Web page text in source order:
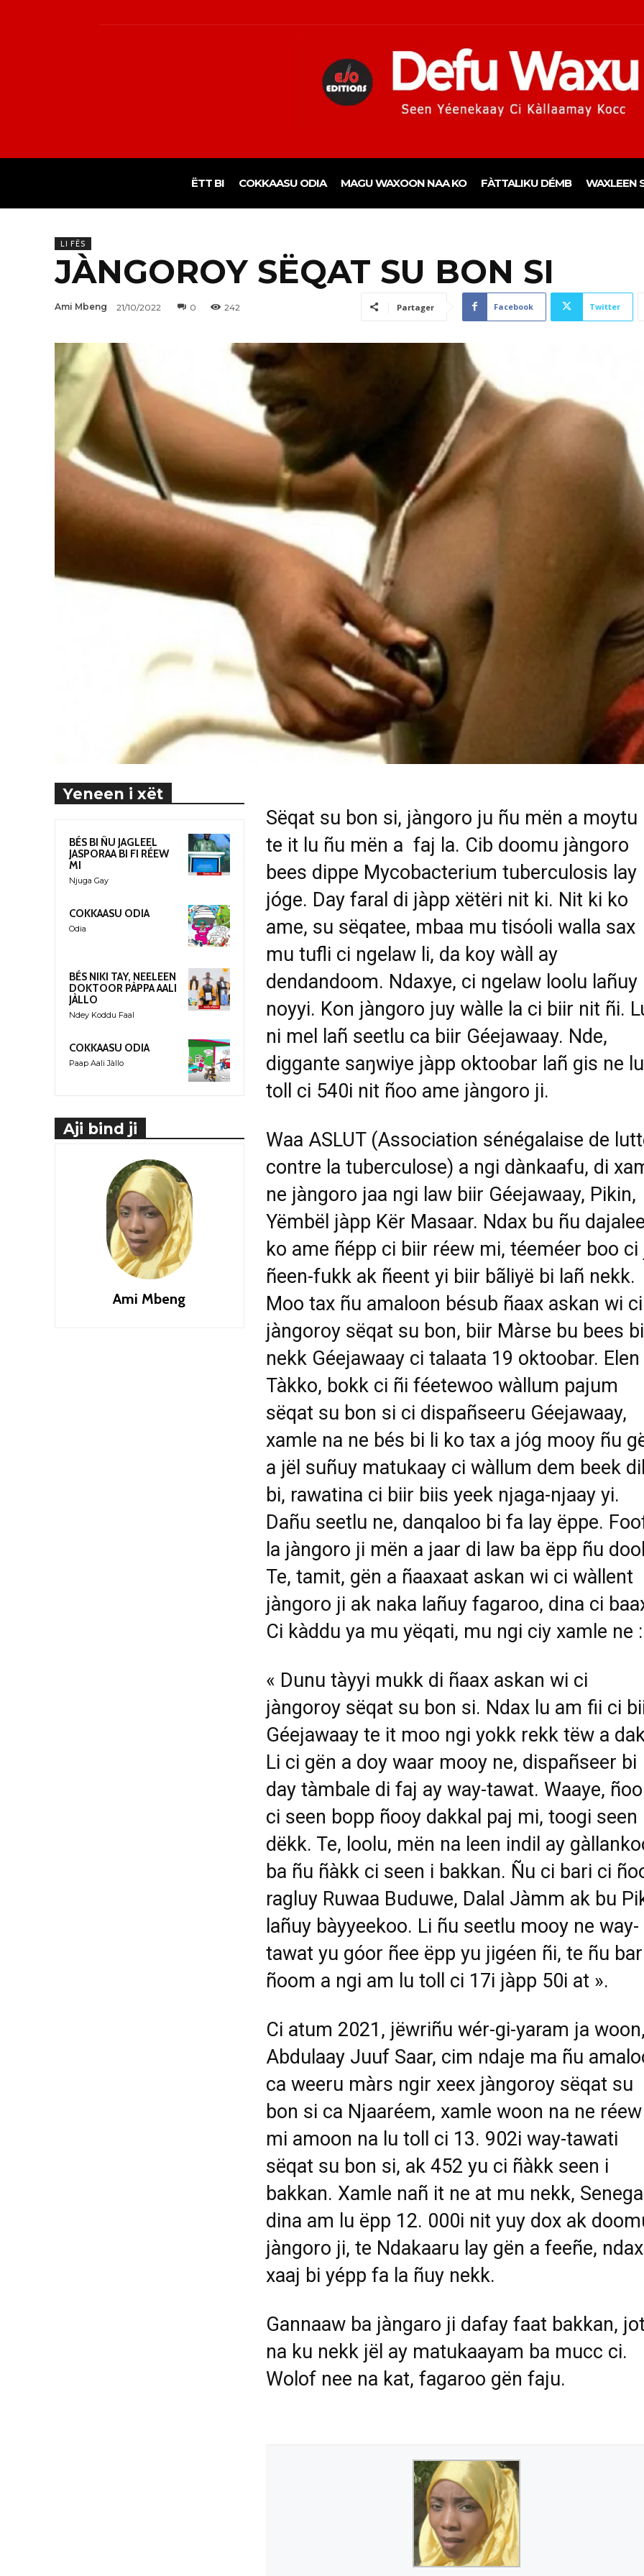
ËTT BI COKKAASU ODIA MAGU WAXOON NAA KO FÀTTALIKU DÉMB WAXLEEN
LI FËS
JÀNGOROY SËQAT SU BON SI
Ami Mbeng 21/10/2022 0 242 Partager Facebook Twitter
Yeneen i xët
BÉS BI ÑU JAGLEEL
JASPORAA BI FI RÉEW
MI
Njuga Gay
COKKAASU ODIA
Odia
BÉS NIKI TAY, NEELEEN
DOKTOOR PÀPPA AALI
JÀLLO
Ndey Koddu Faal
COKKAASU ODIA
Paap Aali Jàllo
Aji bind ji
Ami Mbeng
Sëqat su bon si, jàngoro ju ñu mën a moytu
te it lu ñu mën a faj la. Cib doomu jàngoro
bees dippe Mycobacterium tuberculosis lay
jóge. Day faral di jàpp xëtëri nit ki. Nit ki ko
ame, su sëqatee, mbaa mu tisóoli walla sax
mu tufli ci ngelaw li, da koy wàll ay
dendandoom. Ndaxye, ci ngelaw loolu lañuy
noyyi. Kon jàngoro juy wàlle la ci biir nit ñi.
ni mel lañ seetlu ca biir Géejawaay. Nde,
diggante saŋwiye jàpp oktoobar lañ gis ne lu
toll ci 540i nit ñoo ame jàngoro ji.
Waa ASLUT (Association sénégalaise de
contre la tuberculose) a ngi dànkaafu, di
ne jàngoro jaa ngi law biir Géejawaay, Pikin,
Yëmbël jàpp Kër Masaar. Ndax bu ñu
ko ame ñépp ci biir réew mi, téeméer boo ci
ñeen-fukk ak ñeent yi biir bãliyë bi lañ nekk.
Moo tax ñu amaloon bésub ñaax askan wi ci
jàngoroy sëqat su bon, biir Màrse bu bees bi
nekk Géejawaay ci talaata 19 oktoobar. Elen
Tàkko, bokk ci ñi féetewoo wàllum pajum
sëqat su bon si ci dispañseeru Géejawaay,
xamle na ne bés bi li ko tax a jóg mooy ñu
a jël suñuy matukaay ci wàllum dem beek
bi, rawatina ci biir biis yeek njaga-njaay yi.
Dañu seetlu ne, danqaloo bi fa lay ëppe.
la jàngoro ji mën a jaar di law ba ëpp ñu
Te, tamit, gën a ñaaxaat askan wi ci wàllent
jàngoro ji ak naka lañuy fagaroo, dina ci
Ci kàddu ya mu yëqati, mu ngi ciy xamle
« Dunu tàyyi mukk di ñaax askan wi ci
jàngoroy sëqat su bon si. Ndax lu am fii ci
Géejawaay te it moo ngi yokk rekk tëw a
Li ci gën a doy waar mooy ne, dispañseer bi
day tàmbale di faj ay way-tawat. Waaye,
ci seen bopp ñooy dakkal paj mi, toogi seen
dëkk. Te, loolu, mën na leen indil ay
ba ñu ñàkk ci seen i bakkan. Ñu ci bari ci
ragluy Ruwaa Buduwe, Dalal Jàmm ak bu
lañuy bàyyeekoo. Li ñu seetlu mooy ne way-
tawat yu góor ñee ëpp yu jigéen ñi, te ñu
ñoom a ngi am lu toll ci 17i jàpp 50i at ».
Ci atum 2021, jëwriñu wér-gi-yaram ja
Abdulaay Juuf Saar, cim ndaje ma ñu
ca weeru màrs ngir xeex jàngoroy sëqat su
bon si ca Njaaréem, xamle woon na ne réew
mi amoon na lu toll ci 13. 902i way-tawati
sëqat su bon si, ak 452 yu ci ñàkk seen i
bakkan. Xamle nañ it ne at mu nekk,
dina am lu ëpp 12. 000i nit yuy dox ak
jàngoro ji, te Ndakaaru lay gën a feeñe, ndax
xaaj bi yépp fa la ñuy nekk.
Gannaaw ba jàngaro ji dafay faat bakkan,
na ku nekk jël ay matukaayam ba mucc ci.
Wolof nee na kat, fagaroo gën faju.